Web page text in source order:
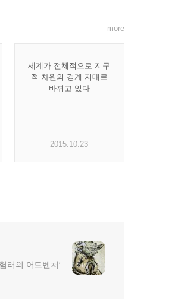
세계가 전체적으로 지구
적 차원의 경계 지대로
바뀌고 있다
2015.10.23
more
러의 어드벤처′